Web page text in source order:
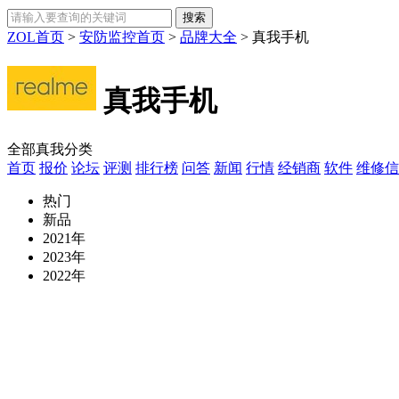
ZOL首页 > 安防监控首页 > 品牌大全 > 真我手机
真我手机
全部真我分类
首页 报价 论坛 评测 排行榜 问答 新闻 行情 经销商 软件 维修
热门
新品
2021年
2023年
2022年